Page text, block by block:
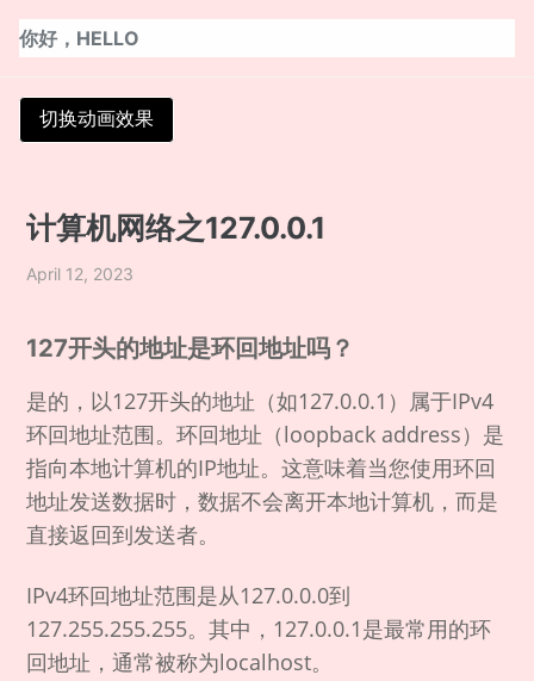
Skip
navigation
Skip
Skip
你好，HELLO
切换动画效果
计算机网络之127.0.0.1
April 12, 2023
127开头的地址是环回地址吗？
是的，以127开头的地址（如127.0.0.1）属于IPv4
环回地址范围。环回地址（loopback address）是
指向本地计算机的IP地址。这意味着当您使用环回
地址发送数据时，数据不会离开本地计算机，而是
直接返回到发送者。
IPv4环回地址范围是从127.0.0.0到
127.255.255.255。其中，127.0.0.1是最常用的环
回地址，通常被称为localhost。